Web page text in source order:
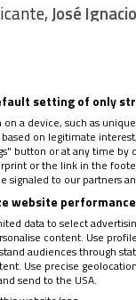
José
Benidorm Fest
en la que,
tienen que
nuestro canal
en los
gratuito y
setting of only
a device, such as
on legitimate
button or at any time
or the link in the
signaled to our partners
website
data to select
content. Use
audiences through
Use precise
send to the USA.